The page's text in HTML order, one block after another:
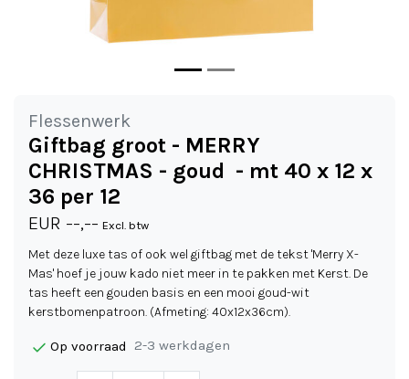
Flessenwerk
Giftbag groot - MERRY
CHRISTMAS - goud - mt 40 x 12 x
36 per 12
EUR --,-- Excl. btw
Met deze luxe tas of ook wel giftbag met de tekst 'Merry X-
Mas' hoef je jouw kado niet meer in te pakken met Kerst. De
tas heeft een gouden basis en een mooi goud-wit
kerstbomenpatroon. (Afmeting: 40x12x36cm).
Op voorraad 2-3 werkdagen